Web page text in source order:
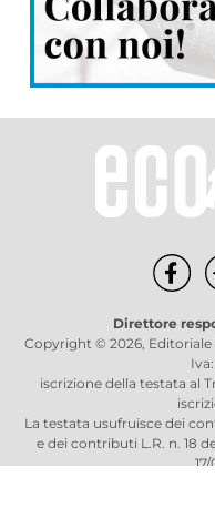
Direttore
Copyright © 2026, Editoriale
iscrizione della testata al
La testata usufruisce dei
e dei contributi L.R. n. 18